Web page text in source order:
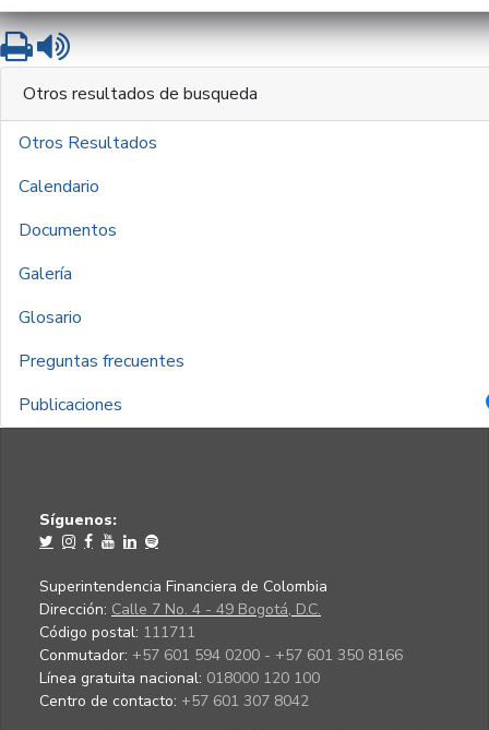
ImprimirLeer contenido
Otros resultados de busqueda
Otros Resultados
Calendario
Documentos
Galería
Glosario
Preguntas frecuentes
Publicaciones
Síguenos:
Superintendencia Financiera de Colombia
Dirección: Calle 7 No. 4 - 49 Bogotá, D.C.
Código postal: 111711
Conmutador: +57 601 594 0200 - +57 601 350 8166
Línea gratuita nacional: 018000 120 100
Centro de contacto: +57 601 307 8042